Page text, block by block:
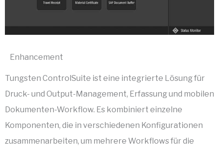
Enhancement
Tungsten ControlSuite ist eine integrierte Lösung für
Druck- und Output-Management, Erfassung und mobilen
Dokumenten-Workflow. Es kombiniert einzelne
Komponenten, die in verschiedenen Konfigurationen
zusammenarbeiten, um mehrere Workflows für die